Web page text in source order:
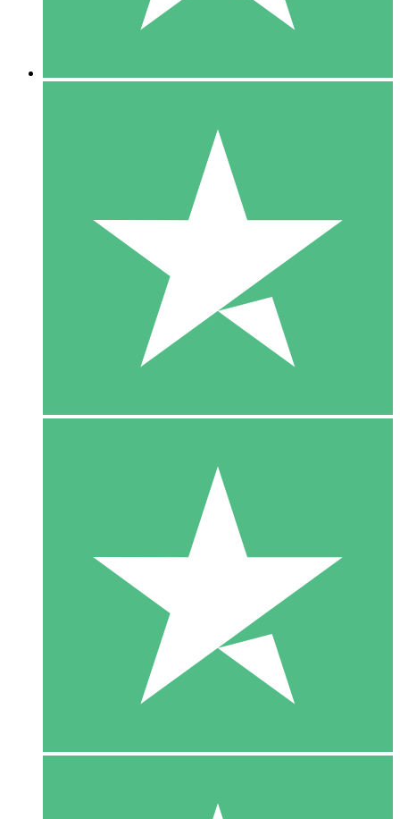
10 Nedladdningar
20 00